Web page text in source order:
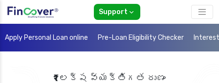
Support
Apply Personal Loan online Pre-Loan Eligibility Checker
₹1 లక్ష వ్యక్తిగత రుణం